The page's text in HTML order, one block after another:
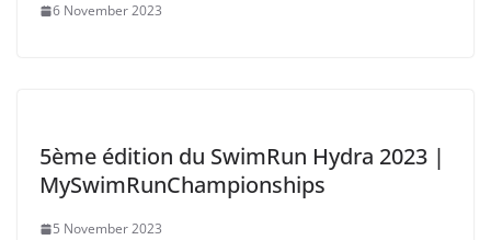
6 November 2023
5ème édition du SwimRun Hydra 2023 |
MySwimRunChampionships
5 November 2023